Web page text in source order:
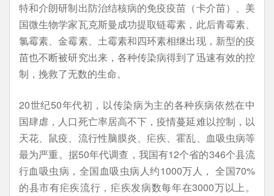
特和介朗研制出防治结核病的免疫疫苗（卡介苗）、美
国微生物学家瓦克斯曼成功提取链霉素，此后青霉素、
氯霉素、金霉素、土霉素和四环素相继出现，新型的疫
苗也不断被研究出来，各种传染病得到了迅速有效的控
制，挽救了无数的生命。
20世纪50年代初，以传染病为主的各种疾病依然在中
国肆虐，人口死亡率居高不下，疫情蔓延难以控制，以
天花、鼠疫、流行性脑膜炎、疟疾、霍乱、血吸虫病等
最为严重。据50年代调查，我国有12个省的346个县流
行血吸虫病，全国血吸虫病人约1000万人， 全国70%
的县市有疟疾流行，疟疾发病数每年在3000万以上。